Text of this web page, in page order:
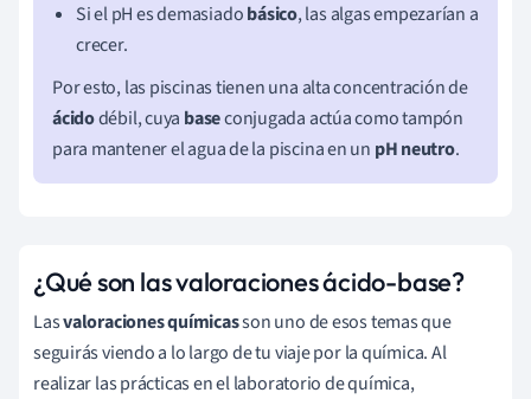
Si el pH es demasiadobásico, las algas empezarían a
crecer.
Por esto, las piscinas tienen una alta concentración de
ácidodébil, cuya baseconjugada actúa como tampón
para mantener el agua de la piscina en un pH neutro.
¿Qué son las valoraciones ácido-base?
Lasvaloraciones químicasson uno de esos temas que
seguirás viendo a lo largo de tu viaje por la química. Al
realizar las prácticas en el laboratorio de química,